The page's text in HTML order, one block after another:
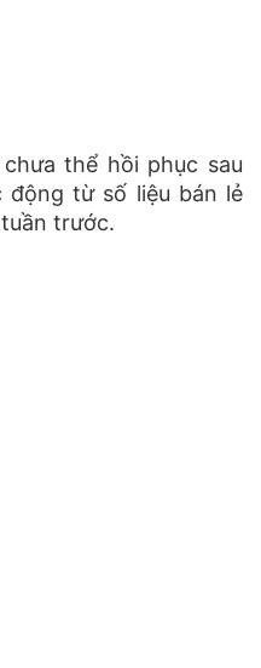
thể hồi phục sau
từ số liệu bán lẻ
trước.